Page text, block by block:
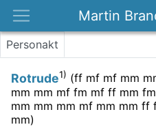
Martin
Platser
Om
Kontakt
Personakt
Rotrude1) (ff mf mf mm
mm mm mf fm mf ff mm
mm mm mm mf mm mm
mm)